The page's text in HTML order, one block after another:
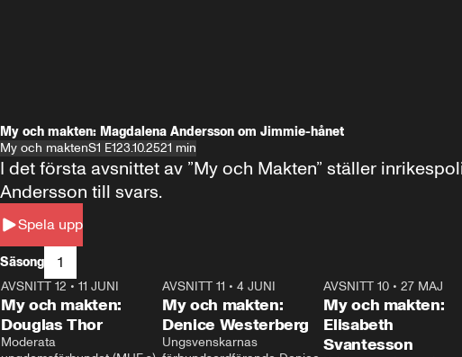
My och makten: Magdalena Andersson om Jimmie-hånet
My och maktenS1 E123.10.2521 min
Spela upp
I det första avsnittet av ”My och Makten” ställer
Andersson till svars.
Säsong 1
26:27
AVSNITT 12 • 11 JUNI
My och makten:
Douglas Thor
Moderata
23:40
AVSNITT 11 •4 JUNI
My och makten:
Denice Westerberg
Ungsvenskarnas
AVSNITT 10 •27 MAJ
My och makten:
Elisabeth
Svantesson